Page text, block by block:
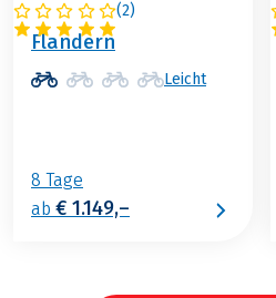
(2)
BELGIEN
Flandern
Leicht
8 Tage
ab € 1.149,–